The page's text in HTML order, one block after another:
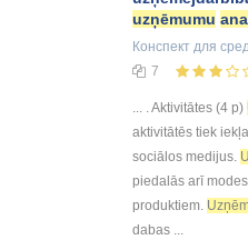
uzņēmumu
Конспект для
7
... . Aktivitātes (4 p)
aktivitātēs tiek
sociālos medijus.
piedalās arī
produktiem.
dabas ...